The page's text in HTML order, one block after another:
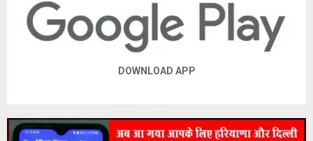
DOWNLOAD APP